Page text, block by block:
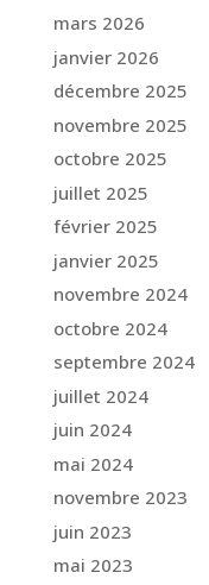
mars 2026
janvier 2026
décembre 2025
novembre 2025
octobre 2025
juillet 2025
février 2025
janvier 2025
novembre 2024
octobre 2024
septembre 2024
juillet 2024
juin 2024
mai 2024
novembre 2023
juin 2023
mai 2023